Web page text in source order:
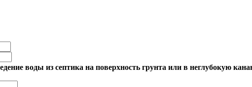
воды из септика на поверхность грунта или в неглубокую